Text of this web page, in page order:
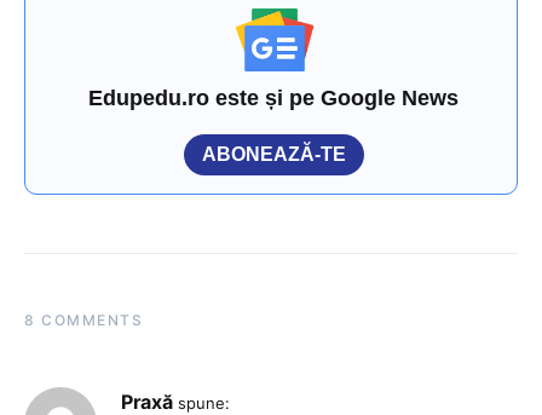
Edupedu.ro este și pe Google News
ABONEAZĂ-TE
8 COMMENTS
Praxă spune: